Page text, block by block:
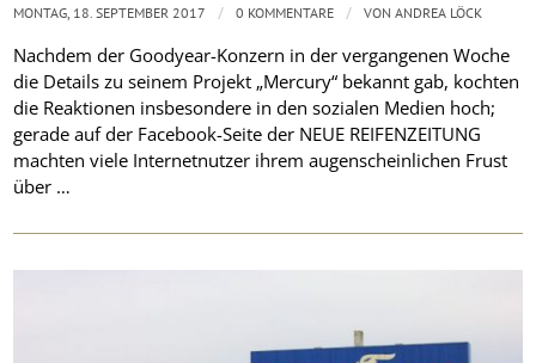
Nachdem der Goodyear-Konzern in der vergangenen Woche
die Details zu seinem Projekt „Mercury“ bekannt gab, kochten
die Reaktionen insbesondere in den sozialen Medien hoch;
gerade auf der Facebook-Seite der NEUE REIFENZEITUNG
machten viele Internetnutzer ihrem augenscheinlichen Frust
über …
MONTAG, 18. SEPTEMBER 2017 / 0 KOMMENTARE / VONANDREA LÖCK